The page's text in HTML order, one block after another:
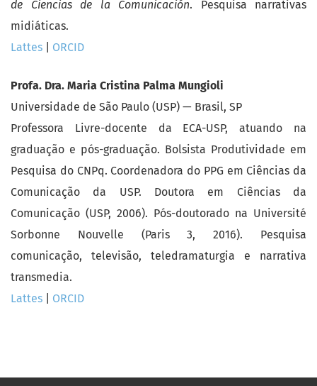
de Ciencias de la Comunicación. Pesquisa narrativas
midiáticas.
Lattes
ORCID
Profa. Dra. Maria Cristina Palma Mungioli
Universidade de São Paulo (USP) — Brasil, SP
Professora Livre-docente da ECA-USP, atuando na
graduação e pós-graduação. Bolsista Produtividade em
Pesquisa do CNPq. Coordenadora do PPG em Ciências da
Comunicação da USP. Doutora em Ciências da
Comunicação (USP, 2006). Pós-doutorado na Université
Sorbonne Nouvelle (Paris 3, 2016). Pesquisa
comunicação, televisão, teledramaturgia e narrativa
transmedia.
Lattes
ORCID